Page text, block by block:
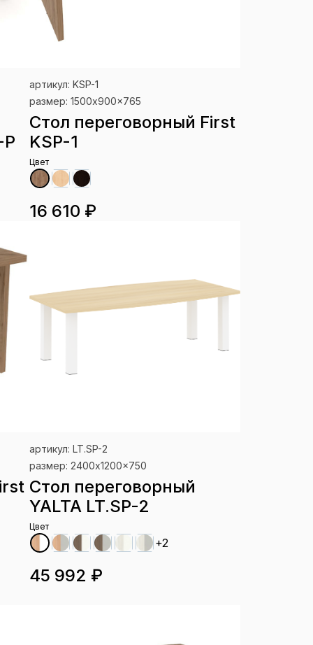
артикул: KSP-1
размер: 1500x900x765
Стол переговорный First
KSP-1
Цвет
16 610 ₽
артикул: LT.SP-2
размер: 2400x1200x750
Стол переговорный
YALTA LT.SP-2
Цвет
+2
45 992 ₽